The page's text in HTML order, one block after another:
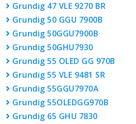
Grundig 47 VLE 9270 BR
Grundig 50 GGU 7900B
Grundig 50GGU7900B
Grundig 50GHU7930
Grundig 55 OLED GG 970B
Grundig 55 VLE 9481 SR
Grundig 55GGU7970A
Grundig 55OLEDGG970B
Grundig 65 GHU 7830